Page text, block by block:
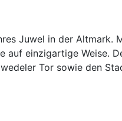
Juwel in der Altmark.
auf einzigartige Weise.
Tor sowie den